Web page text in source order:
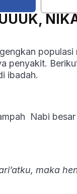
penyakit.
ibadah.
Nabi
maka